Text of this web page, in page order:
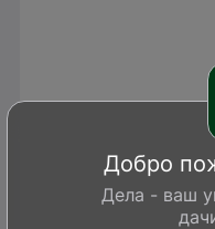
Добро
Дела - ваш